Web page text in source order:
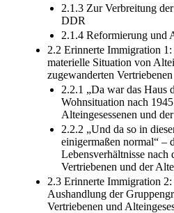
2.1.3 Zur Verbreitung
DDR
2.1.4 Reformierung und
2.2 Erinnerte Immigration
materielle Situation von
zugewanderten Vertriebenen
2.2.1 „Da war das Haus
Wohnsituation nach
Alteingesessenen und
2.2.2 „Und da so in
einigermaßen normal“ –
Lebensverhältnisse nach
Vertriebenen und der
2.3 Erinnerte Immigration
Aushandlung der
Vertriebenen und